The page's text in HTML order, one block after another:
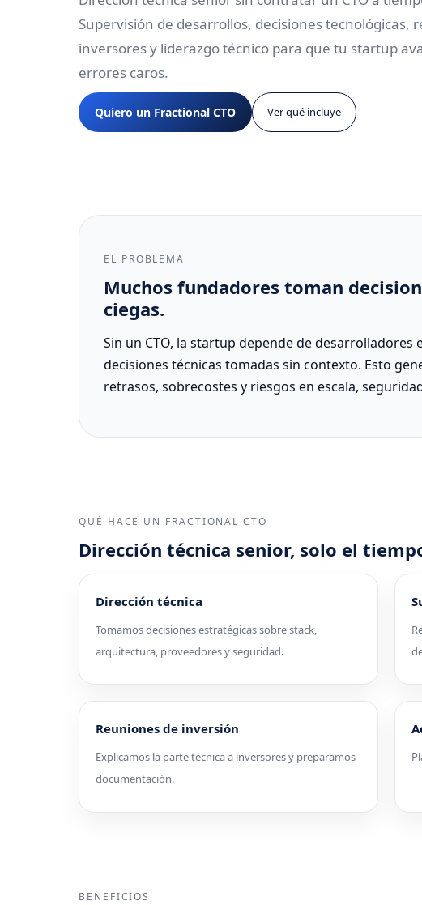
Auditoría
tecnológica
E-COMMERCE
CRO E-Commerce
Supervisión de desarrollos, decisiones tecnológicas,
inversores y liderazgo técnico para que tu startup
errores caros.
Quiero un Fractional CTO Ver qué incluye
EL PROBLEMA
Muchos fundadores toman
ciegas.
Sin un CTO, la startup depende de desarrolladores
decisiones técnicas tomadas sin contexto. Esto
retrasos, sobrecostes y riesgos en escala,
QUÉ HACE UN FRACTIONAL CTO
Dirección técnica senior, solo el
Dirección técnica
Tomamos decisiones estratégicas sobre stack,
arquitectura, proveedores y seguridad.
Reuniones de inversión
Explicamos la parte técnica a inversores y preparamos
documentación.
BENEFICIOS